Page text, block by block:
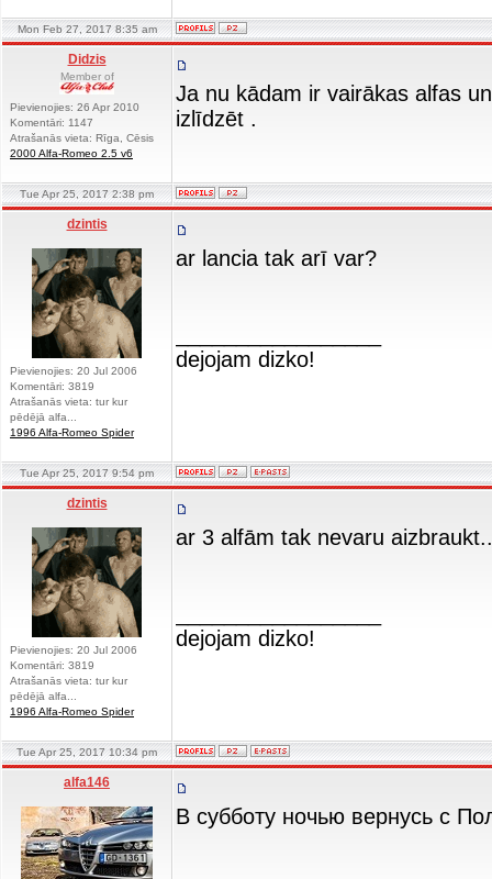
Mon Feb 27, 2017 8:35 am
Didzis
Member of
Pievienojies: 26 Apr 2010
Komentāri: 1147
Atrašanās vieta: Rīga, Cēsis
2000 Alfa-Romeo 2.5 v6
Ja nu kādam ir vairākas alfas
izlīdzēt .
Tue Apr 25, 2017 2:38 pm
dzintis
Pievienojies: 20 Jul 2006
Komentāri: 3819
Atrašanās vieta: tur kur
pēdējā alfa...
1996 Alfa-Romeo Spider
ar lancia tak arī var?
dejojam dizko!
Tue Apr 25, 2017 9:54 pm
dzintis
Pievienojies: 20 Jul 2006
Komentāri: 3819
Atrašanās vieta: tur kur
pēdējā alfa...
1996 Alfa-Romeo Spider
ar 3 alfām tak nevaru
dejojam dizko!
Tue Apr 25, 2017 10:34 pm
alfa146
В субботу ночью вернусь с